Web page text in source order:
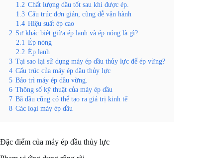
1.2 Chất lượng dầu tốt sau khi được ép.
1.3 Cấu trúc đơn giản, cũng dễ vận hành
1.4 Hiệu suất ép cao
2 Sự khác biệt giữa ép lạnh và ép nóng là gì?
2.1 Ép nóng
2.2 Ép lạnh
3 Tại sao lại sử dụng máy ép dầu thủy lực để ép vừng?
4 Cấu trúc của máy ép dầu thủy lực
5 Bảo trì máy ép dầu vừng.
6 Thông số kỹ thuật của máy ép dầu
7 Bã dầu cũng có thể tạo ra giá trị kinh tế
8 Các loại máy ép dầu
Đặc điểm của máy ép dầu thủy lực